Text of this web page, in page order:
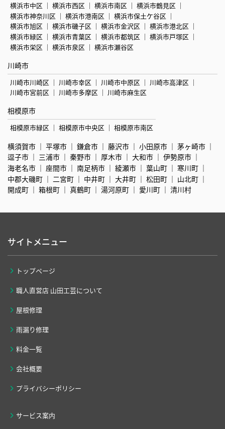
横浜市中区 横浜市西区 横浜市南区
横浜市鶴見区
横浜市神奈川区
横浜市港南区
横浜市保土ケ谷区
横浜市旭区
横浜市磯子区 横浜市金沢区
横浜市港北区
横浜市緑区
横浜市青葉区 横浜市都筑区
横浜市戸塚区
横浜市栄区
横浜市泉区 横浜市瀬谷区
川崎市
川崎市川崎区 川崎市幸区 川崎市中原区
川崎市高津区
川崎市宮前区
川崎市多摩区 川崎市麻生区
相模原市
相模原市緑区 相模原市中央区 相模原市南区
横須賀市 平塚市 鎌倉市 藤沢市 小田原市
茅ヶ崎市
逗子市
三浦市 秦野市 厚木市 大和市
伊勢原市
海老名市
座間市 南足柄市 綾瀬市 葉山町
寒川町
中郡大磯町
二宮町 中井町 大井町 松田町
山北町
開成町
箱根町 真鶴町 湯河原町 愛川町 清川村
サイトメニュー
トップページ
職人直営店 山田工芸について
屋根修理
雨漏り修理
料金一覧
会社概要
プライバシーポリシー
サービス案内